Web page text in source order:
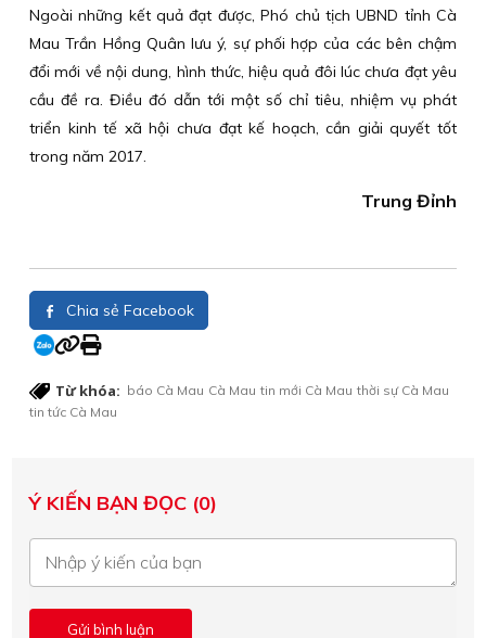
Ngoài những kết quả đạt được, Phó chủ tịch UBND tỉnh Cà
Mau Trần Hồng Quân lưu ý, sự phối hợp của các bên chậm
đổi mới về nội dung, hình thức, hiệu quả đôi lúc chưa đạt yêu
cầu đề ra. Điều đó dẫn tới một số chỉ tiêu, nhiệm vụ phát
triển kinh tế xã hội chưa đạt kế hoạch, cần giải quyết tốt
trong năm 2017.
Trung Đỉnh
Chia sẻ Facebook
Từ khóa: báo Cà Mau Cà Mau tin mới Cà Mau thời sự Cà Mau
tin tức Cà Mau
Ý KIẾN BẠN ĐỌC (0)